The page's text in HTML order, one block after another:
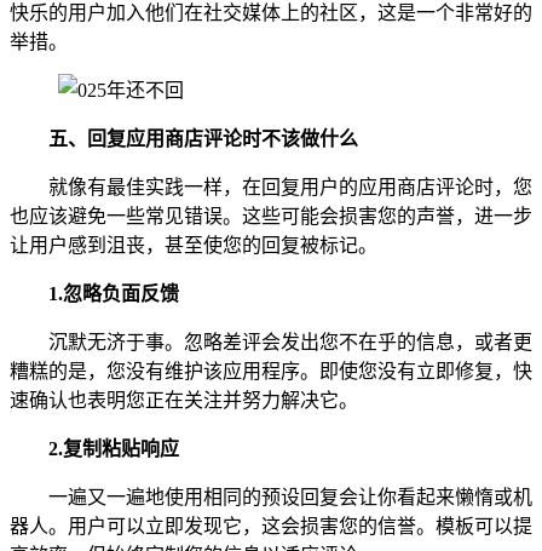
快乐的用户加入他们在社交媒体上的社区，这是一个非常好的
举措。
五、 回复应用商店评论时不该做什么
就像有最佳实践一样，在回复用户的应用商店评论时，您
也应该避免一些常见错误。这些可能会损害您的声誉，进一步
让用户感到沮丧，甚至使您的回复被标记。
1.忽略负面反馈
沉默无济于事。忽略差评会发出您不在乎的信息，或者更
糟糕的是，您没有维护该应用程序。即使您没有立即修复，快
速确认也表明您正在关注并努力解决它。
2.复制粘贴响应
一遍又一遍地使用相同的预设回复会让你看起来懒惰或机
器人。用户可以立即发现它，这会损害您的信誉。模板可以提